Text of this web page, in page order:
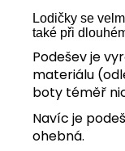
Lodičky se
také při
Podešev je
materiálu
boty téměř
Navíc je
ohebná.